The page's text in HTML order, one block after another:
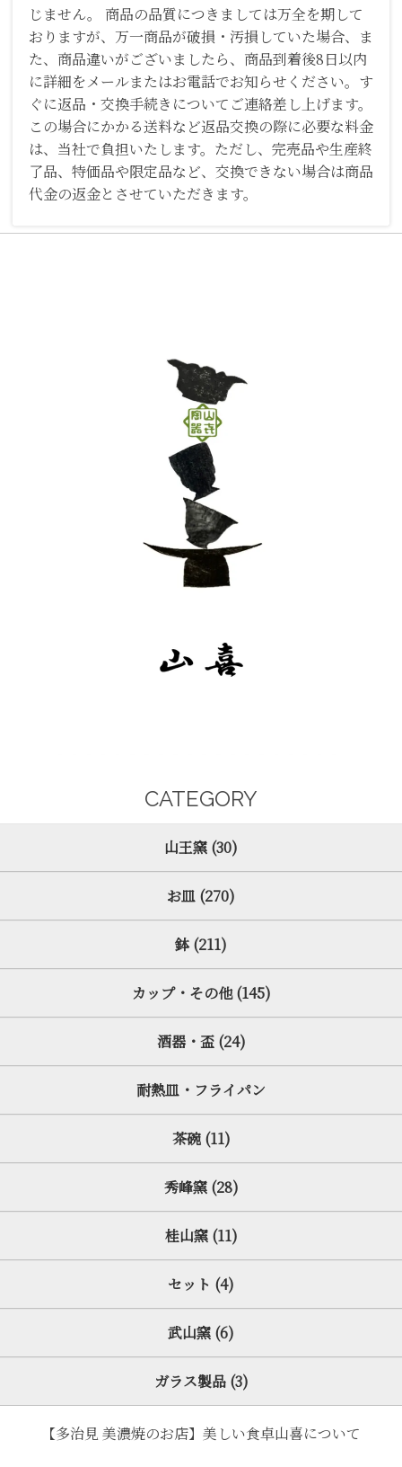
じません。 商品の品質につきましては万全を期して
おりますが、万一商品が破損・汚損していた場合、ま
た、商品違いがございましたら、商品到着後8日以内
に詳細をメールまたはお電話でお知らせください。す
ぐに返品・交換手続きについてご連絡差し上げます。
この場合にかかる送料など返品交換の際に必要な料金
は、当社で負担いたします。ただし、完売品や生産終
了品、特価品や限定品など、交換できない場合は商品
代金の返金とさせていただきます。
CATEGORY
山王窯 (30)
お皿 (270)
鉢 (211)
カップ・その他 (145)
酒器・盃 (24)
耐熱皿・フライパン
茶碗 (11)
秀峰窯 (28)
桂山窯 (11)
セット (4)
武山窯 (6)
ガラス製品 (3)
【多治見 美濃焼のお店】美しい食卓山喜について